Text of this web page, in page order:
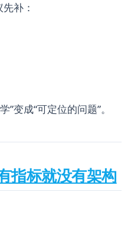
补：
变成“可定位的问题”。
指标就没有架构